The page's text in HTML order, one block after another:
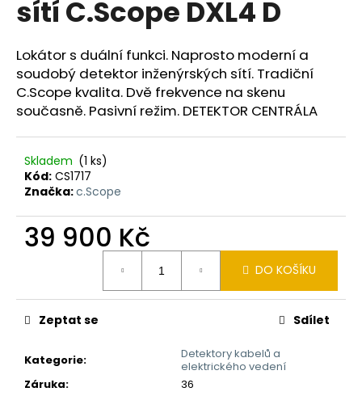
sítí C.Scope DXL4 D
Lokátor s duální funkci. Naprosto moderní a
soudobý detektor inženýrských sítí. Tradiční
C.Scope kvalita. Dvě frekvence na skenu
současně. Pasivní režim. DETEKTOR CENTRÁLA
Skladem (1 ks)
Kód: CS1717
Značka:c.Scope
39 900 Kč
DO KOŠÍKU
Kategorie:
Detektory kabelů a
elektrického vedení
Záruka: 36
Zeptat se Sdílet
a
í
t
?
p
o
č
u